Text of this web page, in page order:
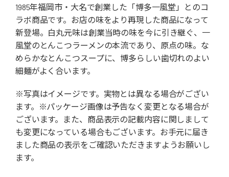
1985年福岡市・大名で創業した「博多一風堂」とのコ
ラボ商品です。お店の味をより再現した商品になって
新登場。白丸元味は創業当時の味を今に引き継ぐ、一
風堂のとんこつラーメンの本流であり、原点の味。な
めらかなとんこつスープに、博多らしい歯切れのよい
細麺がよく合います。
※写真はイメージです。実物とは異なる場合がござい
ます。※パッケージ画像は予告なく変更となる場合が
ございます。また、商品表示の記載内容に関しまして
も変更になっている場合もございます。お手元に届き
ました商品の表示をご確認いただきますようお願いし
ます。